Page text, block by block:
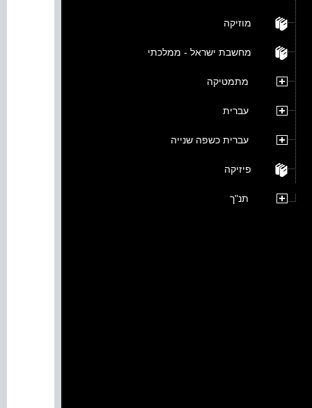
מוזיקה
מחשבת ישראל - ממלכתי
מתמטיקה
עברית
עברית כשפה שנייה
פיזיקה
תנ"ך